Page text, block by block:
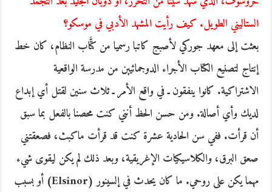
الستاليني الطويل. كيف رأيت المشهد الأدبي في موسكو؟
بعثت إلى معهد جوركي لأصبج كاتبا رسميا من كتَّاب النظام، كان خط
إنتاج لتصنيع الكتاب الأجراء الدوجمائيين من مدرسة الواقعية
الاشتراكية. كانوا ينفقون ـ في واقع الأمر ـ ثلاث سنين لقتل أي إبداع
لديك وأي أصالة. ومن حسن الحظ أنني كنت محصنا بالفعل بما سبق
أن قرأت. ففي سن الحادية عشرة كنت قد قرأت ماكبث، فصعقتني
صعق البرق، والكلاسيكيات الإغريقية، وبعد ذلك لم يكن ليقوى شيء
مهما يكن على روحي. ما كان يحدث في إلسينور (Elsinor) أو بسبب